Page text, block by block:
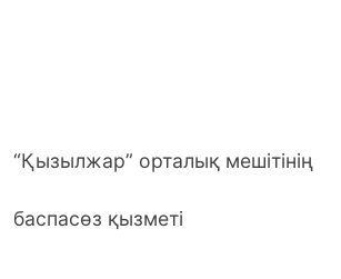
“Қызылжар” орталық мешітінің
баспасөз қызметі